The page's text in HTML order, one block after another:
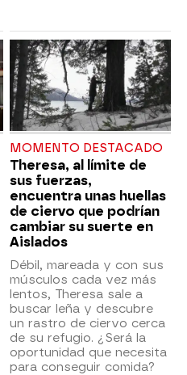
MOMENTO DESTACADO
Theresa, al límite de
sus fuerzas,
encuentra unas huellas
de ciervo que podrían
cambiar su suerte en
Aislados
Débil, mareada y con sus
músculos cada vez más
lentos, Theresa sale a
buscar leña y descubre
un rastro de ciervo cerca
de su refugio. ¿Será la
oportunidad que necesita
para conseguir comida?